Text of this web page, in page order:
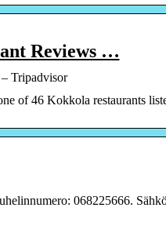
Reviews …
Tripadvisor
of 46 Kokkola restaurants
068225666.